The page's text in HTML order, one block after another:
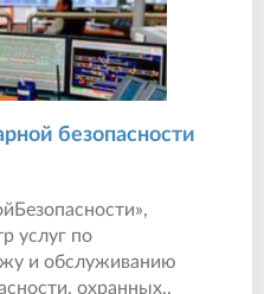
безопасности
услуг по
и обслуживанию
охранных..